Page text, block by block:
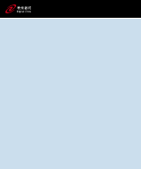
upay钱包